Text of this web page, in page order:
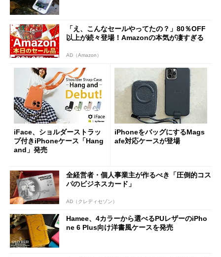
「え、こんなセールやってたの？」80％OFF
以上が続々登場！Amazonの本気が凄すぎる
AD（Amazon）
iFace、ショルダーストラッ
プ付きiPhoneケース「Hang
and」発売
iPhoneをバッグにするMags
afe対応ケースが登場
全経営者・個人事業主が作るべき「圧倒的コス
パのビジネスカード」
AD（クレディセゾン）
Hamee、4カラーから選べるPUレザーのiPho
ne 6 Plus向け洋書風ケースを発売